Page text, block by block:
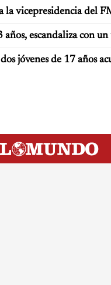
la vicepresidencia del
años, escandaliza con
jóvenes de 17 años